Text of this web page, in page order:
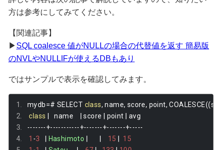
方は参考にしてみてください。
【関連記事】
▶︎ SQL coalesce 値がNULLの場合の代替値を返す 簡易版
のNVLやNULLIFが使えるDBもあり
ではサンプルで表示を確認してみます。
mydb=# SELECT class, name, score, point, COALESCE((
class
   name
score point
avg
-------+-----------+-------+-------+-----
1 -3 Hashimoto 15
15